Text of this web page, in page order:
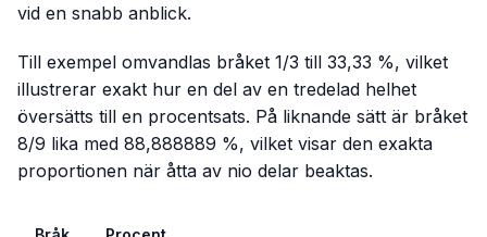
vid en snabb anblick.
Till exempel omvandlas bråket 1/3 till 33,33 %, vilket
illustrerar exakt hur en del av en tredelad helhet
översätts till en procentsats. På liknande sätt är bråket
8/9 lika med 88,888889 %, vilket visar den exakta
proportionen när åtta av nio delar beaktas.